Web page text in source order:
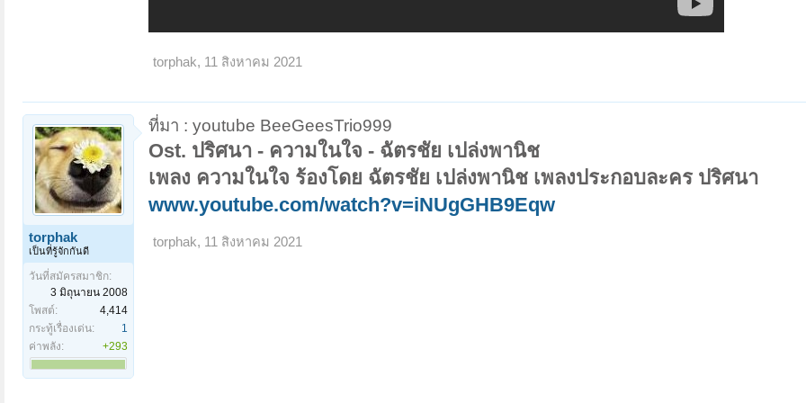
torphak, 11 สิงหาคม 2021
torphak
เป็นที่รู้จักกันดี
วันที่สมัครสมาชิก:
3 มิถุนายน 2008
โพสต์:
4,414
กระทู้เรื่องเด่น:
1
ค่าพลัง:
+293
ที่มา : youtube BeeGeesTrio999
Ost. ปริศนา - ความในใจ - ฉัตรชัย เปล่งพานิช
เพลง ความในใจ ร้องโดย ฉัตรชัย เปล่งพานิช เพลงประกอบละคร ปริศนา
www.youtube.com/watch?v=iNUgGHB9Eqw
torphak, 11 สิงหาคม 2021